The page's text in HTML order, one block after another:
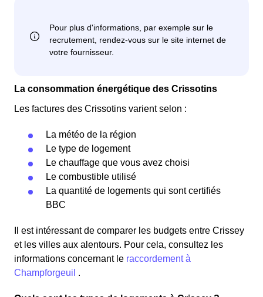
La consommation énergétique des Crissotins
Les factures des Crissotins varient selon :
La météo de la région
Le type de logement
Le chauffage que vous avez choisi
Le combustible utilisé
La quantité de logements qui sont certifiés
BBC
Il est intéressant de comparer les budgets entre Crissey
et les villes aux alentours. Pour cela, consultez les
informations concernant le raccordement à
Champforgeuil .